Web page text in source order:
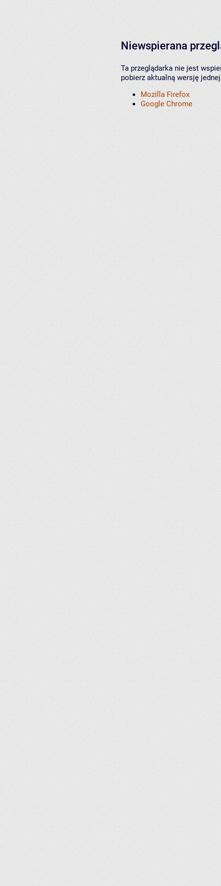
Niewspierana
Ta przeglądarka nie jest
pobierz aktualną wersję
Mozilla Firefox
Google Chrome